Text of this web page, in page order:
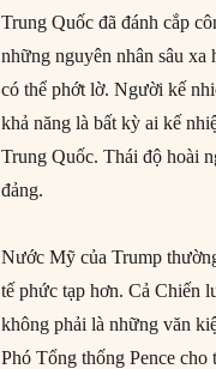
Trung Quốc đã đánh cắp
những nguyên nhân sâu
có thể phớt lờ. Người kế
khả năng là bất kỳ ai kế
Trung Quốc. Thái độ hoài
đảng.
Nước Mỹ của Trump
tế phức tạp hơn. Cả Chiến
không phải là những văn
Phó Tổng thống Pence